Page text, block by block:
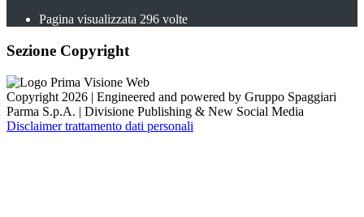
Pagina visualizzata 296 volte
Sezione Copyright
Copyright 2026 | Engineered and powered by Gruppo Spaggiari
Parma S.p.A. | Divisione Publishing & New Social Media
Disclaimer trattamento dati personali